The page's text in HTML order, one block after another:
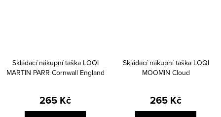
Skládací nákupní taška LOQI
MARTIN PARR Cornwall England
265 Kč
Skládací nákupní taška LOQI
MOOMIN Cloud
265 Kč